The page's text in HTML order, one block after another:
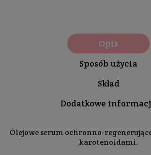
Opis
Sposób użycia
Skład
Dodatkowe
Olejowe serum ochronno-
karotenoidami.